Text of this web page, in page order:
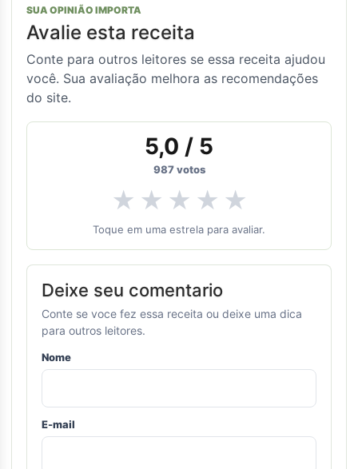
SUA OPINIÃO IMPORTA
Avalie esta receita
Conte para outros leitores se essa receita ajudou
você. Sua avaliação melhora as recomendações
do site.
5,0 / 5
987votos
★ ★ ★ ★ ★
Toque em uma estrela para avaliar.
Deixe seu comentario
Conte se voce fez essa receita ou deixe uma dica
para outros leitores.
Nome
E-mail